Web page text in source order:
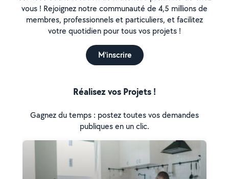
vous ! Rejoignez notre communauté de 4,5 millions de
membres, professionnels et particuliers, et facilitez
votre quotidien pour tous vos projets !
M'inscrire
Réalisez vos Projets !
Gagnez du temps : postez toutes vos demandes
publiques en un clic.